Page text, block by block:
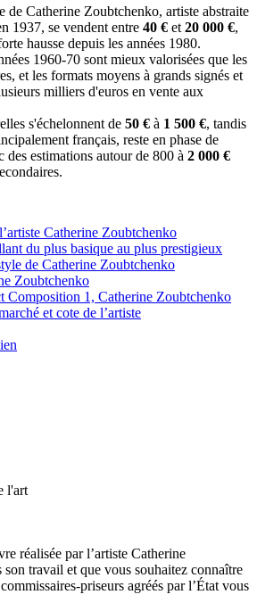
de Catherine Zoubtchenko, artiste abstraite
1937, se vendent entre 40 € et 20 000 €,
hausse depuis les années 1980.
1960-70 sont mieux valorisées que les
et les formats moyens à grands signés et
milliers d'euros en vente aux
s'échelonnent de 50 € à 1 500 €, tandis
français, reste en phase de
des estimations autour de 800 à 2 000 €
Catherine Zoubtchenko
du plus basique au plus prestigieux
de Catherine Zoubtchenko
Zoubtchenko
Composition 1, Catherine Zoubtchenko
et cote de l’artiste
l'art
réalisée par l’artiste Catherine
son travail et que vous souhaitez connaître
priseurs agréés par l’État vous